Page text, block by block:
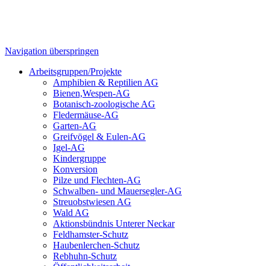
Navigation überspringen
Arbeitsgruppen/Projekte
Amphibien & Reptilien AG
Bienen,Wespen-AG
Botanisch-zoologische AG
Fledermäuse-AG
Garten-AG
Greifvögel & Eulen-AG
Igel-AG
Kindergruppe
Konversion
Pilze und Flechten-AG
Schwalben- und Mauersegler-AG
Streuobstwiesen AG
Wald AG
Aktionsbündnis Unterer Neckar
Feldhamster-Schutz
Haubenlerchen-Schutz
Rebhuhn-Schutz